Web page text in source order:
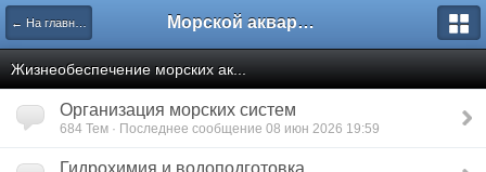
← На главную Морской аквариум. Форумы ReefCentral.ru
Жизнеобеспечение морских ак...
Организация морских систем
684 Тем · Последнее сообщение 08 июн 2026 19:59
Гидрохимия и водоподготовка